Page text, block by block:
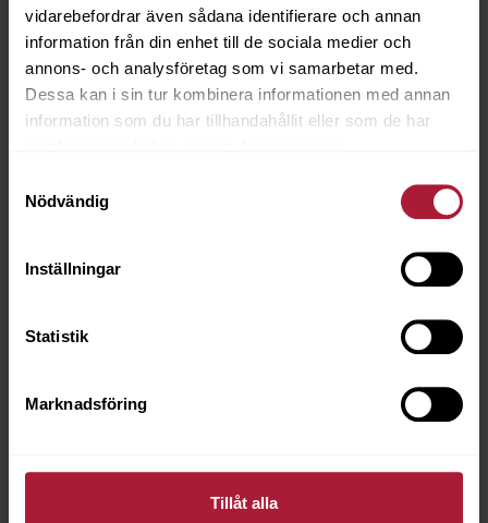
vidarebefordrar även sådana identifierare och annan
information från din enhet till de sociala medier och
annons- och analysföretag som vi samarbetar med.
Dessa kan i sin tur kombinera informationen med annan
information som du har tillhandahållit eller som de har
Nödvändig
Inställningar
Statistik
Marknadsföring
Tillåt alla